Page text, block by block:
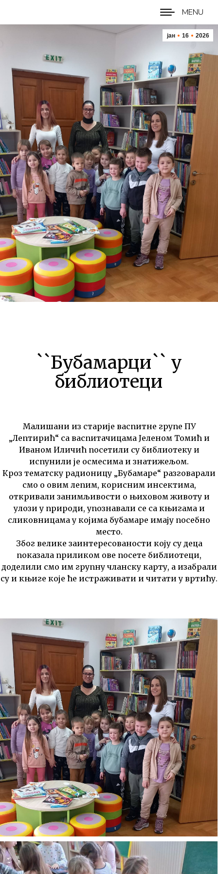
MENU
јан 16 2026
``Бубамарци`` у
библиотеци
Малишани из старије васпитне групе ПУ
„Лептирић“ са васпитачицама Јеленом Томић и
Иваном Иличић посетили су библиотеку и
испунили је осмесима и знатижељом.
Кроз тематску радионицу „Бубамаре“ разговарали
смо о овим лепим, корисним инсектима,
откривали занимљивости о њиховом животу и
улози у природи, упознавали се са књигама и
сликовницама у којима бубамаре имају посебно
место.
Због велике заинтересованости коју су деца
показала приликом ове посете библиотеци,
доделили смо им групну чланску карту, а изабрали
су и књиге које ће истраживати и читати у вртићу.